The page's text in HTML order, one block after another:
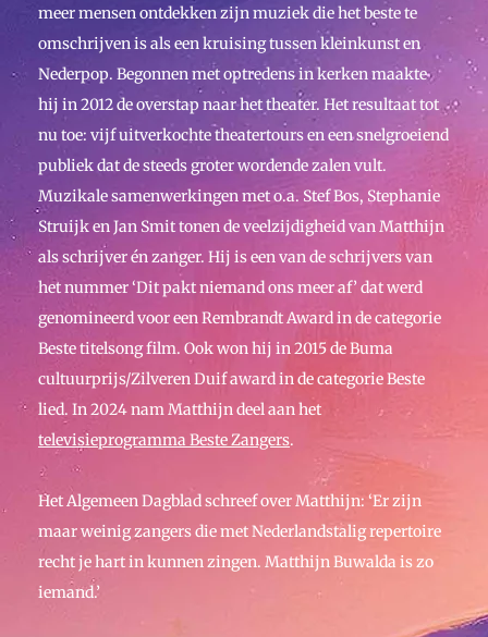
meer mensen ontdekken zijn muziek die het beste te
omschrijven is als een kruising tussen kleinkunst en
Nederpop. Begonnen met optredens in kerken maakte
hij in 2012 de overstap naar het theater. Het resultaat tot
nu toe: vijf uitverkochte theatertours en een snelgroeiend
publiek dat de steeds groter wordende zalen vult.
Muzikale samenwerkingen met o.a. Stef Bos, Stephanie
Struijk en Jan Smit tonen de veelzijdigheid van Matthijn
als schrijver én zanger. Hij is een van de schrijvers van
het nummer ‘Dit pakt niemand ons meer af’ dat werd
genomineerd voor een Rembrandt Award in de categorie
Beste titelsong film. Ook won hij in 2015 de Buma
cultuurprijs/Zilveren Duif award in de categorie Beste
lied. In 2024 nam Matthijn deel aan het
televisieprogramma Beste Zangers.
Het Algemeen Dagblad schreef over Matthijn: ‘Er zijn
maar weinig zangers die met Nederlandstalig repertoire
recht je hart in kunnen zingen. Matthijn Buwalda is zo
iemand.’